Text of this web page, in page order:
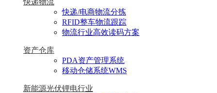
快递/电商物流分拣
RFID整车物流跟踪
物流行业高效读码方案
资产仓库
PDA资产管理系统
移动仓储系统WMS
新能源光伏锂电行业